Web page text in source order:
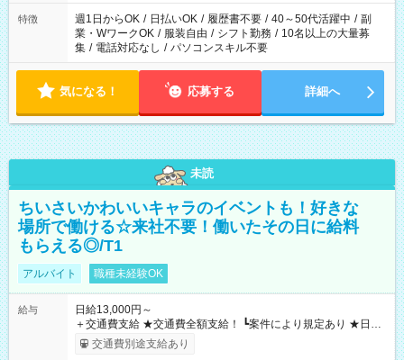
特徴 週1日からOK / 日払いOK / 履歴書不要 / 40～50代活躍中 / 副
業・WワークOK / 服装自由 / シフト勤務 / 10名以上の大量募
集 / 電話対応なし / パソコンスキル不要
気になる！ 応募する 詳細へ
未読
ちいさいかわいいキャラのイベントも！好きな
場所で働ける☆来社不要！働いたその日に給料
もらえる◎/T1
アルバイト 職種未経験OK
給与
日給13,000円～
＋交通費支給 ★交通費全額支給！ ┗案件により規定あり ★日払
いOK！（規定あり） ┗働いたその日に現金GET♪ お仕事後はコ
ンビニATMから 日払い分を引き落とせます！ 【試用期間】試
交通費別途支給あり